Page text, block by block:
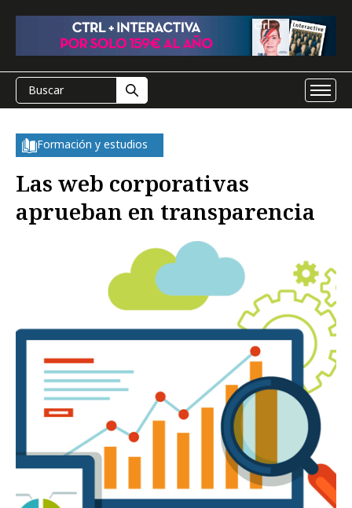
Formación y estudios
Las web corporativas
aprueban en transparencia